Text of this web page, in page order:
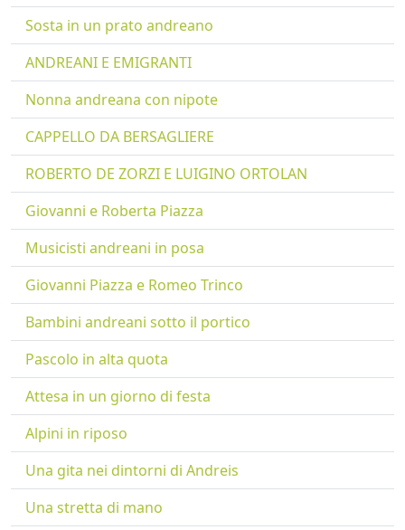
Sosta in un prato andreano
ANDREANI E EMIGRANTI
Nonna andreana con nipote
CAPPELLO DA BERSAGLIERE
ROBERTO DE ZORZI E LUIGINO ORTOLAN
Giovanni e Roberta Piazza
Musicisti andreani in posa
Giovanni Piazza e Romeo Trinco
Bambini andreani sotto il portico
Pascolo in alta quota
Attesa in un giorno di festa
Alpini in riposo
Una gita nei dintorni di Andreis
Una stretta di mano